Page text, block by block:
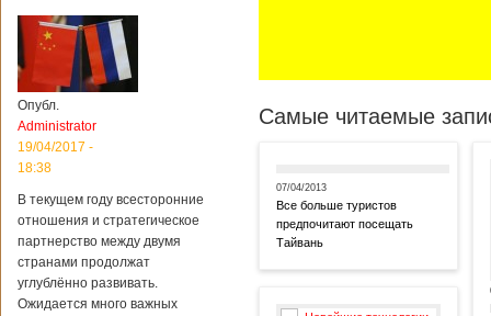
Опубл.
Administrator
19/04/2017 -
18:38
В текущем году всесторонние
отношения и стратегическое
партнерство между двумя
странами продолжат
углублённо развивать.
Ожидается много важных
Самые читаемые
07/04/2013
Все больше туристов
предпочитают посещать
Тайвань